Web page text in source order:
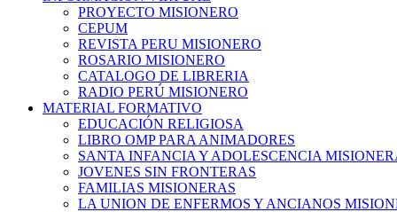
PROYECTO MISIONERO
CEPUM
REVISTA PERU MISIONERO
ROSARIO MISIONERO
CATALOGO DE LIBRERIA
RADIO PERÚ MISIONERO
MATERIAL FORMATIVO
EDUCACIÓN RELIGIOSA
LIBRO OMP PARA ANIMADORES
SANTA INFANCIA Y ADOLESCENCIA
JOVENES SIN FRONTERAS
FAMILIAS MISIONERAS
LA UNION DE ENFERMOS Y ANCIANOS